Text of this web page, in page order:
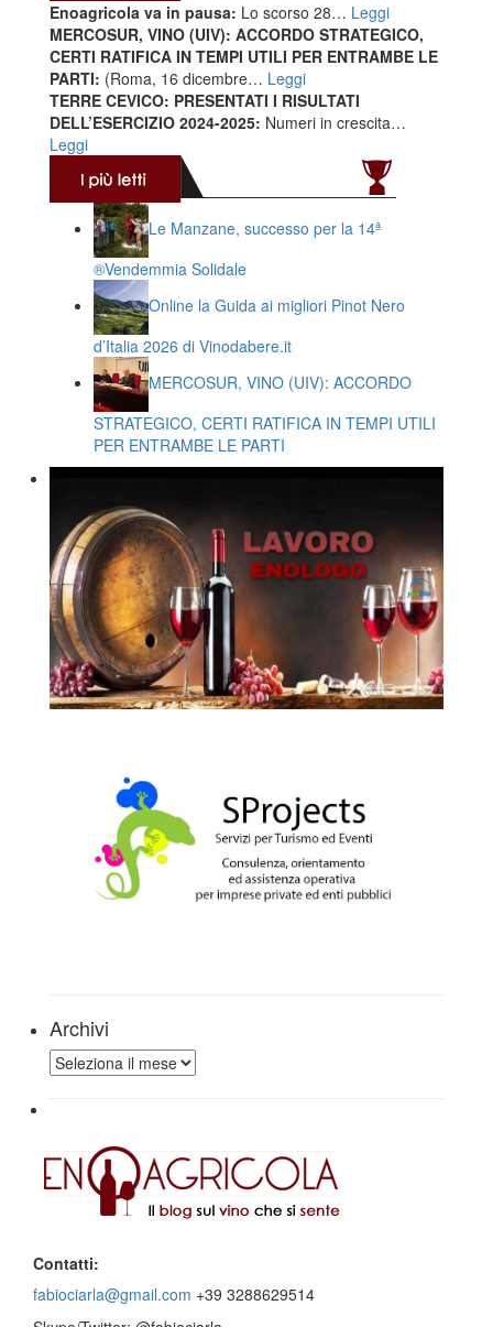
Enoagricola va in pausa: Lo scorso 28… Leggi
MERCOSUR, VINO (UIV): ACCORDO STRATEGICO,
CERTI RATIFICA IN TEMPI UTILI PER ENTRAMBE LE
PARTI: (Roma, 16 dicembre… Leggi
TERRE CEVICO: PRESENTATI I RISULTATI
DELL’ESERCIZIO 2024-2025: Numeri in crescita…
Leggi
Le Manzane, successo per la 14ª
®️Vendemmia Solidale
Online la Guida ai migliori Pinot Nero
d’Italia 2026 di Vinodabere.it
MERCOSUR, VINO (UIV): ACCORDO
STRATEGICO, CERTI RATIFICA IN TEMPI UTILI
PER ENTRAMBE LE PARTI
Archivi
Archivi
Contatti:
fabiociarla@gmail.com +39 3288629514